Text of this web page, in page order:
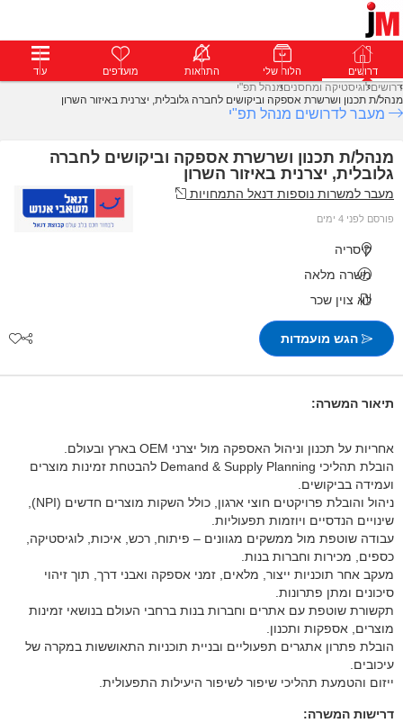
דרושים פרופילים הודעות פרימיום דרושים הלוח שלי התראות מועדפים עוד
דרושיםלוגיסטיקה ומחסניםמנהל תפ"י
מנהל/ת תכנון ושרשרת אספקה וביקושים לחברה גלובלית, יצרנית באיזור השרון
מעבר לדרושים מנהל תפ"י
מנהל/ת תכנון ושרשרת אספקה וביקושים לחברה
גלובלית, יצרנית באיזור השרון
מעבר למשרות נוספות דנאל התמחויות
פורסם לפני 4 ימים
קיסריה
משרה מלאה
לא צוין שכר
הגש מועמדות
תיאור המשרה:
אחריות על תכנון וניהול האספקה מול יצרני OEM בארץ ובעולם.
הובלת תהליכי Demand & Supply Planning להבטחת זמינות מוצרים
ועמידה בביקושים.
ניהול והובלת פרויקטים חוצי ארגון, כולל השקות מוצרים חדשים (NPI),
שינויים הנדסיים ויוזמות תפעוליות.
עבודה שוטפת מול ממשקים מגוונים – פיתוח, רכש, איכות, לוגיסטיקה,
כספים, מכירות וחברות בנות.
מעקב אחר תוכניות ייצור, מלאים, זמני אספקה ואבני דרך, תוך זיהוי
סיכונים ומתן פתרונות.
תקשורת שוטפת עם אתרים וחברות בנות ברחבי העולם בנושאי זמינות
מוצרים, אספקות ותכנון.
הובלת פתרון אתגרים תפעוליים ובניית תוכניות התאוששות במקרה של
עיכובים.
ייזום והטמעת תהליכי שיפור לשיפור היעילות התפעולית.
דרישות המשרה: